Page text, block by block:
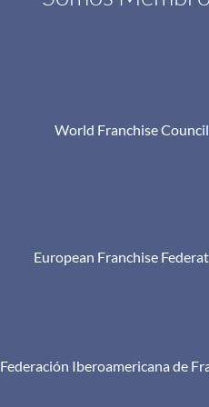
World Franchise Council
European Franchise
Federación Iberoamericana de